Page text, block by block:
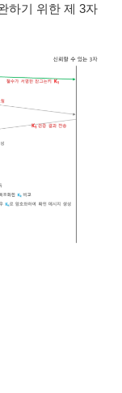
하기 위한 제 3자